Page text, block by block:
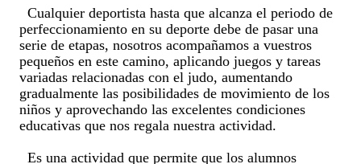
perfeccionamiento en su deporte debe de pasar una
serie de etapas, nosotros acompañamos a vuestros
pequeños en este camino, aplicando juegos y tareas
variadas relacionadas con el judo, aumentando
gradualmente las posibilidades de movimiento de los
niños y aprovechando las excelentes condiciones
educativas que nos regala nuestra actividad.